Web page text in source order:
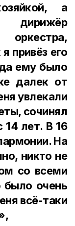
а
привёз его
ему было
далек от
увлекали
сочинял
лет. В 16
На
никто не
со всеми
было очень
всё-таки